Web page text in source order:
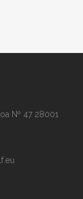
Nº 47 28001